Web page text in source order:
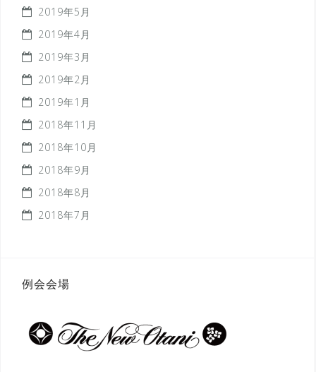
2019年5月
2019年4月
2019年3月
2019年2月
2019年1月
2018年11月
2018年10月
2018年9月
2018年8月
2018年7月
例会会場